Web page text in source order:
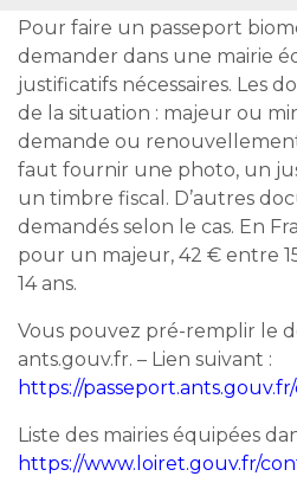
Pour faire un passeport
demander dans une mairie
justificatifs nécessaires. Les
de la situation : majeur ou
demande ou
faut fournir une photo, un
un timbre fiscal. D’autres
demandés selon le cas. En
pour un majeur, 42 € entre
14 ans.
Vous pouvez pré-remplir le
ants.gouv.fr. – Lien suivant :
https://
Liste des mairies équipées
https://www.loiret.gouv.fr/